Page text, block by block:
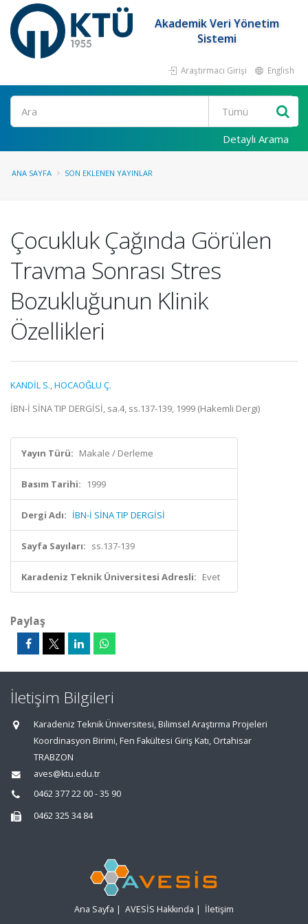
Akademik Veri Yönetim
Sistemi
Araştırmacı Girişi English
Ara
Detaylı Arama
ANA SAYFA SON EKLENEN YAYINLAR
Çocukluk Çağında Görülen
Travma Sonrası Stres
Bozukluğunun Klinik
Özellikleri
KANDİL S.,HOCAOĞLU Ç.
İBN-İ SİNA TIP DERGİSİ, sa.4, ss.137-139, 1999 (Hakemli Dergi)
Yayın Türü: Makale / Derleme
Basım Tarihi: 1999
Dergi Adı: İBN-İ SİNA TIP DERGİSİ
Sayfa Sayıları: ss.137-139
Karadeniz Teknik Üniversitesi Adresli: Evet
Paylaş
İletişim Bilgileri
Karadeniz Teknik Üniversitesi, Bilimsel Araştırma Projeleri
Koordinasyon Birimi, Fen Fakültesi Giriş Katı, Ortahisar
TRABZON
aves@ktu.edu.tr
0462 377 22 00 - 35 90
0462 325 34 84
Ana Sayfa | AVESİS Hakkında | İletişim